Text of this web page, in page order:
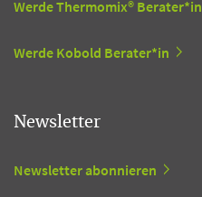
Werde Thermomix® Berater*in
Werde Kobold Berater*in
Newsletter
Newsletter abonnieren